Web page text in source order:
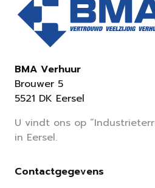
BMA Verhuur
Brouwer 5
5521 DK Eersel
U vindt ons op
in Eersel.
Contactgegevens